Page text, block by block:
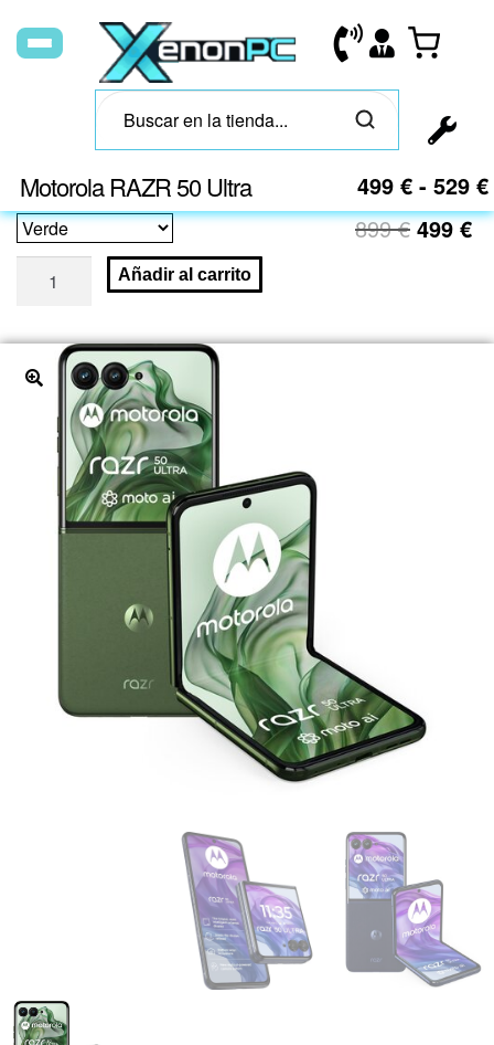
Motorola RAZR 50 Ultra 499 € - 529 €
899€ 499€
Añadir al carrito